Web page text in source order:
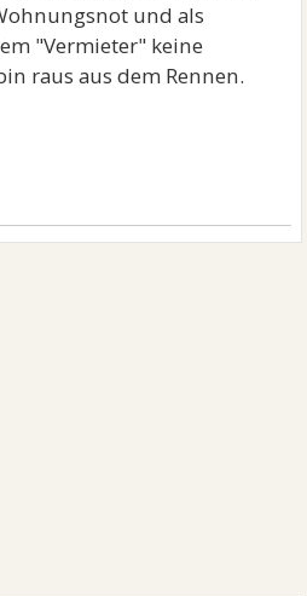
und als
"Vermieter" keine
raus aus dem Rennen.